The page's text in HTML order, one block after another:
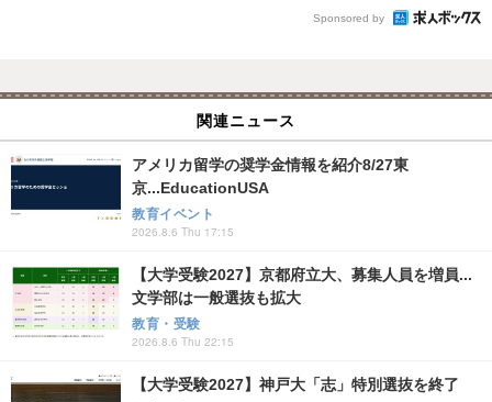
Sponsored by
関連ニュース
アメリカ留学の奨学金情報を紹介8/27東
京...EducationUSA
教育イベント
2026.8.6 Thu 17:15
【大学受験2027】京都府立大、募集人員を増員...
文学部は一般選抜も拡大
教育・受験
2026.8.6 Thu 22:15
【大学受験2027】神戸大「志」特別選抜を終了